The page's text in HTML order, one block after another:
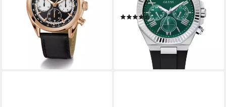
Lederarmband
146,30 € UVP199,00 €
lieferbar - in 1-2 Werktagen bei dir
Silikonarmband, analog,
Wochentag(2)
199,00 €
lieferbar - in 1-2 Werktagen bei dir